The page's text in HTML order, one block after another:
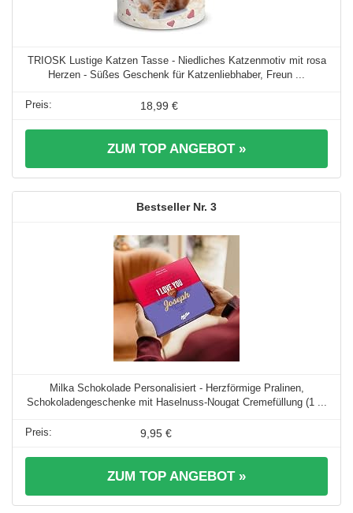
TRIOSK Lustige Katzen Tasse - Niedliches Katzenmotiv mit rosa
Herzen - Süßes Geschenk für Katzenliebhaber, Freun ...
18,99 €
ZUM TOP ANGEBOT »
3
Milka Schokolade Personalisiert - Herzförmige Pralinen,
Schokoladengeschenke mit Haselnuss-Nougat Cremefüllung (1 ...
9,95 €
ZUM TOP ANGEBOT »